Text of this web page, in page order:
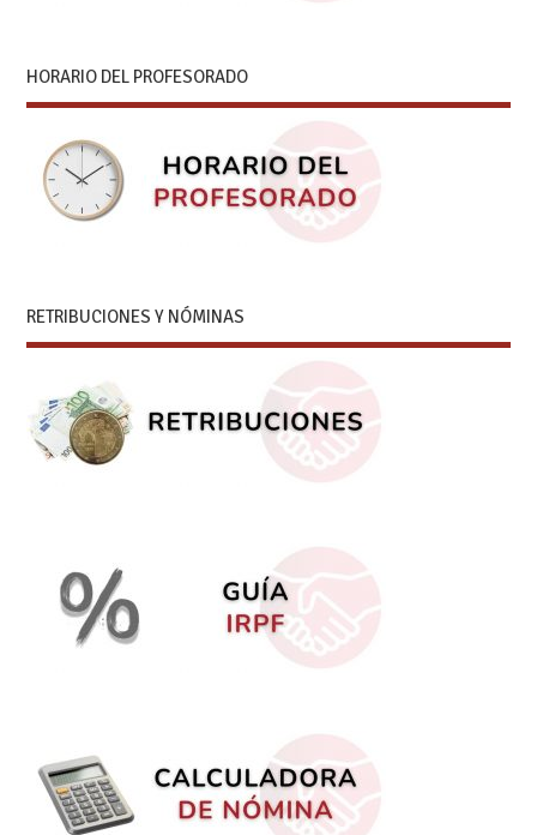
HORARIO DEL PROFESORADO
RETRIBUCIONES Y NÓMINAS